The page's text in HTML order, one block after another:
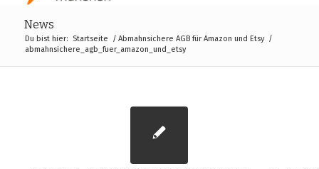
News
Du bist hier: Startseite / Abmahnsichere AGB für Amazon und Etsy /
abmahnsichere_agb_fuer_amazon_und_etsy